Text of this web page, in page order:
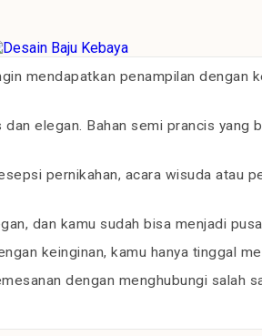
mendapatkan penampilan dengan
elegan. Bahan semi prancis
pernikahan, acara wisuda atau
dan kamu sudah bisa menjadi
keinginan, kamu hanya tinggal
dengan menghubungi salah